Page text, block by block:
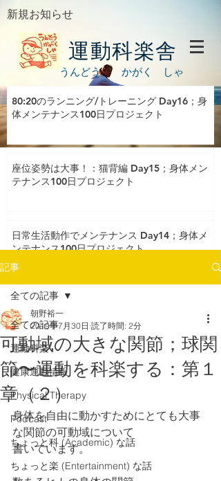
新規お知らせ
運動科楽舎
うんどう かがく しゃ
80:20のランニング/トレーニング Day16；身
体メンテナンス100日プロジェクト
座位姿勢は大事！：猫背編 Day15；身体メン
テナンス100日プロジェクト
日常生活動作でメンテナンス Day14；身体メ
ンテナンス100日プロジェクト
記事
全ての記事
運動科楽
健康運動情報
Physical Therapy
Podcast
ちょっと科 (Academic) な話
ちょっと楽 (Entertainment) な話
全ての記事
可動域の大きな関節；球関
節〜運動を科楽する：第１
章（２）
朝野裕一
2019年7月30日 読了時間: 2分
身体を自由に動かすためにとても大事
な関節の可動域について
書いています。